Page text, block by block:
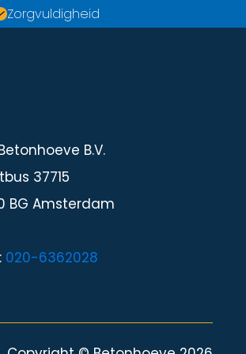
Zorgvuldigheid
B.V.
37715
BG Amsterdam
020-6362028